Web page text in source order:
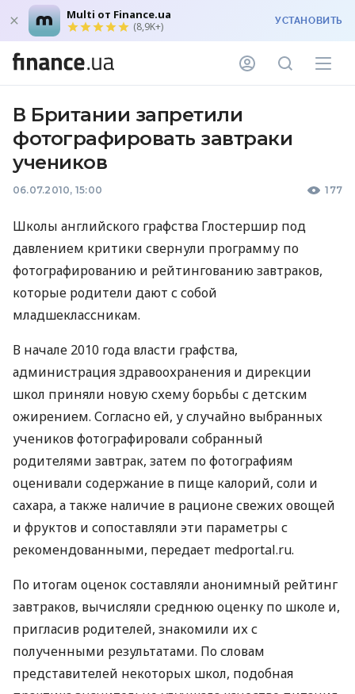
Multi от Finance.ua
(8,9K+) УСТАНОВИТЬ
В Британии запретили
фотографировать завтраки
учеников
06.07.2010, 15:00 177
Школы английского графства Глостершир под
давлением критики свернули программу по
фотографированию и рейтингованию завтраков,
которые родители дают с собой
младшеклассникам.
В начале 2010 года власти графства,
администрация здравоохранения и дирекции
школ приняли новую схему борьбы с детским
ожирением. Согласно ей, у случайно выбранных
учеников фотографировали собранный
родителями завтрак, затем по фотографиям
оценивали содержание в пище калорий, соли и
сахара, а также наличие в рационе свежих овощей
и фруктов и сопоставляли эти параметры с
рекомендованными, передает medportal.ru.
По итогам оценок составляли анонимный рейтинг
завтраков, вычисляли среднюю оценку по школе и,
пригласив родителей, знакомили их с
полученными результатами. По словам
представителей некоторых школ, подобная